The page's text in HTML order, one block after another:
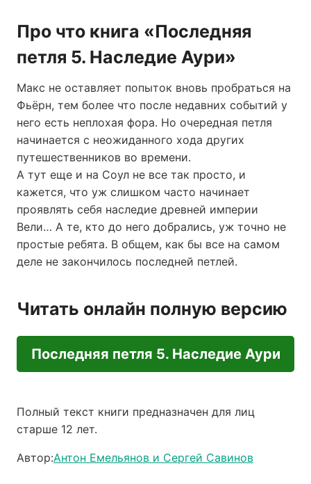
Про что книга «Последняя
петля 5. Наследие Аури»
Макс не оставляет попыток вновь пробраться на
Фьёрн, тем более что после недавних событий у
него есть неплохая фора. Но очередная петля
начинается с неожиданного хода других
путешественников во времени.
А тут еще и на Соул не все так просто, и
кажется, что уж слишком часто начинает
проявлять себя наследие древней империи
Вели… А те, кто до него добрались, уж точно не
простые ребята. В общем, как бы все на самом
деле не закончилось последней петлей.
Читать онлайн полную версию
Последняя петля 5. Наследие Аури
Полный текст книги предназначен для лиц
старше 12 лет.
Автор:Антон Емельянов и Сергей Савинов